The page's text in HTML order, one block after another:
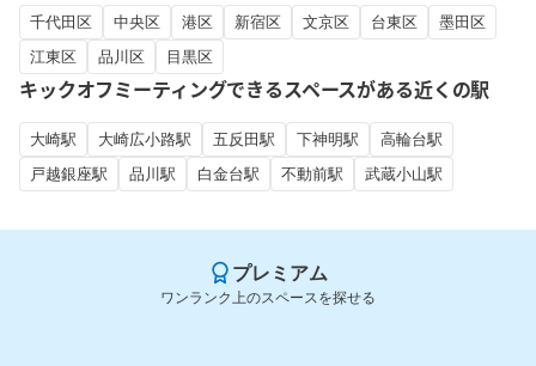
千代田区 中央区 港区 新宿区 文京区 台東区
墨田区
江東区
品川区 目黒区
キックオフミーティングできるスペースがある近くの駅
大崎駅 大崎広小路駅 五反田駅 下神明駅
高輪台駅
戸越銀座駅
品川駅 白金台駅 不動前駅 武蔵小山駅
プレミアム
ワンランク上のスペースを探せる